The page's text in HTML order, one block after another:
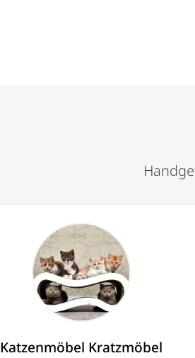
Katzenmöbel Kratzmöbel